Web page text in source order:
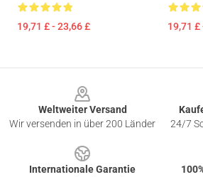
19,71 £ - 23,66 £ 19,71 £
Weltweiter Versand
Wir versenden in über 200 Länder
24/7
Internationale Garantie